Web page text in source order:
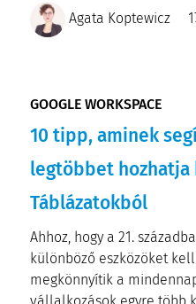
Agata Koptewicz
GOOGLE WORKSPACE
10 tipp, aminek
legtöbbet hozhatja
Táblázatokból
Ahhoz, hogy a 21.
különböző eszközöket
megkönnyítik a